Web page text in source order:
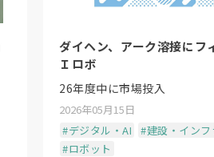
ダイヘン、アーク溶接にフ
Ｉロボ
26年度中に市場投入
2026年05月15日
#デジタル・AI
#建設・インフ
#ロボット